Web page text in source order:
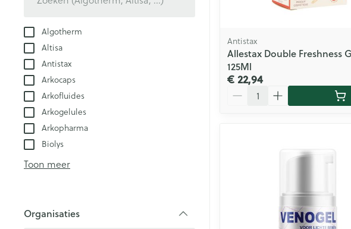
Algotherm
Altisa
Antistax
Arkocaps
Arkofluides
Arkogelules
Arkopharma
Biolys
Toon meer
Organisaties
Antistax
Allestax Double Freshness
125Ml
€ 22,94